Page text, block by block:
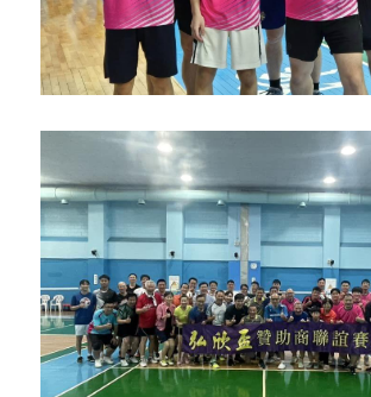
血球細胞分離機